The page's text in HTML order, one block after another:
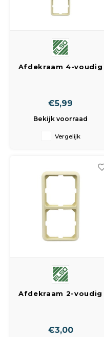
Afdekraam 4-voudig
€5,99
Bekijk voorraad
Vergelijk
Afdekraam 2-voudig
€3,00